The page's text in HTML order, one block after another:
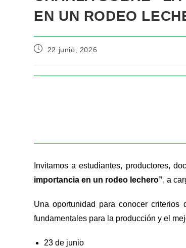
EN UN RODEO
22 junio, 2026
Invitamos a estudiantes, productores,
importancia en un rodeo lechero”, a
Una oportunidad para conocer
fundamentales para la producción y el
23 de junio